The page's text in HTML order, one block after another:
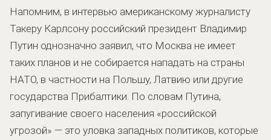
Напомним, в интервью американскому журналисту
Такеру Карлсону российский президент Владимир
Путин однозначно заявил, что Москва не имеет
таких планов и не собирается нападать на страны
НАТО, в частности на Польшу, Латвию или другие
государства Прибалтики. По словам Путина,
запугивание своего населения «российской
угрозой» — это уловка западных политиков, которые